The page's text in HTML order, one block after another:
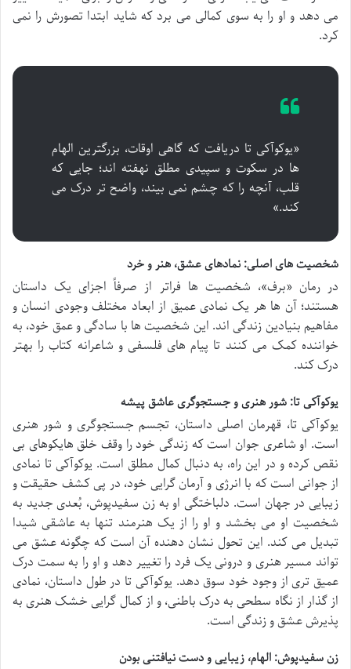
می دهد و او را به سوی کمالی می برد که شاید ابتدا تصورش را نمی
کرد.
«یوکوآکی تا دریافت که گاهی اوقات، بزرگترین الهام
ها در سکوت و سپیدی مطلق نهفته اند؛ جایی که
قلب، آنچه را که چشم نمی بیند، واضح تر درک می
کند.»
شخصیت های اصلی: نمادهای عشق، هنر و خرد
در رمان «برف»، شخصیت ها فراتر از صرفاً اجزای یک داستان
هستند؛ آن ها هر یک نمادی عمیق از ابعاد مختلف وجودی انسان و
مفاهیم بنیادین زندگی اند. این شخصیت ها با سادگی و عمق خود، به
خواننده کمک می کنند تا پیام های فلسفی و شاعرانه کتاب را بهتر
درک کند.
یوکوآکی تا: شور هنری و جستجوگری عاشق پیشه
یوکوآکی تا، قهرمان اصلی داستان، تجسم جستجوگری و شور هنری
است. او شاعری جوان است که زندگی خود را وقف خلق هایکوهای بی
نقص کرده و در این راه، به دنبال کمال مطلق است. یوکوآکی تا نمادی
از جوانی است که با انرژی و آرمان گرایی خود، در پی کشف حقیقت و
زیبایی در جهان است. دلباختگی او به زن سفیدپوش، بُعدی جدید به
شخصیت او می بخشد و او را از یک هنرمند تنها به عاشقی شیدا
تبدیل می کند. این تحول نشان دهنده آن است که چگونه عشق می
تواند مسیر هنری و درونی یک فرد را تغییر دهد و او را به سمت درک
عمیق تری از وجود خود سوق دهد. یوکوآکی تا در طول داستان، نمادی
از گذار از نگاه سطحی به درک باطنی، و از کمال گرایی خشک هنری به
پذیرش عشق و زندگی است.
زن سفیدپوش: الهام، زیبایی و دست نیافتنی بودن